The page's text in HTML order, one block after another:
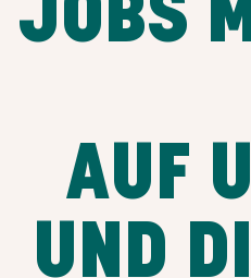
JOBS
AUF
UND